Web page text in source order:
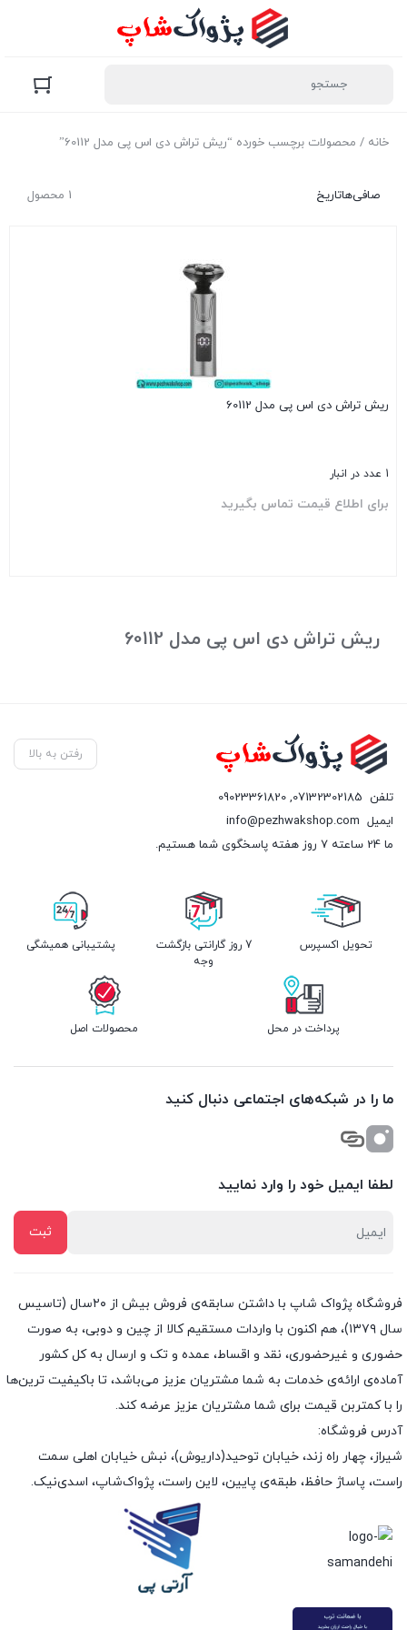
خانه / محصولات برچسب خورده “ریش تراش دی اس پی مدل 60112”
1 محصول صافی‌هاتاریخ
ریش تراش دی اس پی مدل 60112
1 عدد در انبار
برای اطلاع قیمت تماس بگیرید
ریش تراش دی اس پی مدل 60112
رفتن به بالا
تلفن 07132302185
,
09023361820
ایمیل info@pezhwakshop.com
ما 24 ساعته 7 روز هفته پاسخگوی شما هستیم.
تحویل اکسپرس
7 روز گارانتی بازگشت
وجه
پشتیبانی همیشگی
پرداخت در محل محصولات اصل
ما را در شبکه‌های اجتماعی دنبال کنید
لطفا ایمیل خود را وارد نمایید
فروشگاه پژواک شاپ با داشتن سابقه‌ی فروش بیش از ۲۰سال (تاسیس
سال ۱۳۷۹)، هم اکنون با واردات مستقیم کالا از چین و دوبی، به صورت
حضوری و غیرحضوری، نقد و اقساط، عمده و تک و ارسال به کل کشور
آماده‌ی ارائه‌ی خدمات به شما مشتریان عزیز می‌باشد، تا باکیفیت ترین‌ها
را با کمتربن قیمت برای شما مشتریان عزیز عرضه کند.
آدرس فروشگاه:
شیراز، چهار راه زند، خیابان توحید(داریوش)، نبش خیابان اهلی سمت
راست، پاساژ حافظ، طبقه‌ی پایین، لاین راست، پژواک‌شاپ، اسدی‌نیک.